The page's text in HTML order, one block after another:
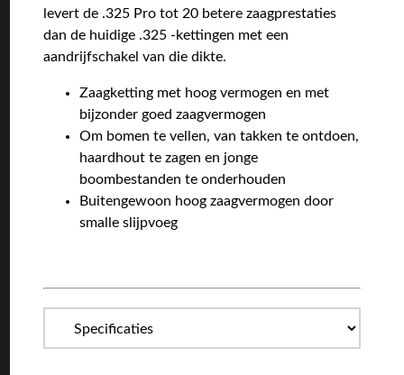
levert de .325 Pro tot 20 betere zaagprestaties
dan de huidige .325 -kettingen met een
aandrijfschakel van die dikte.
Zaagketting met hoog vermogen en met
bijzonder goed zaagvermogen
Om bomen te vellen, van takken te ontdoen,
haardhout te zagen en jonge
boombestanden te onderhouden
Buitengewoon hoog zaagvermogen door
smalle slijpvoeg